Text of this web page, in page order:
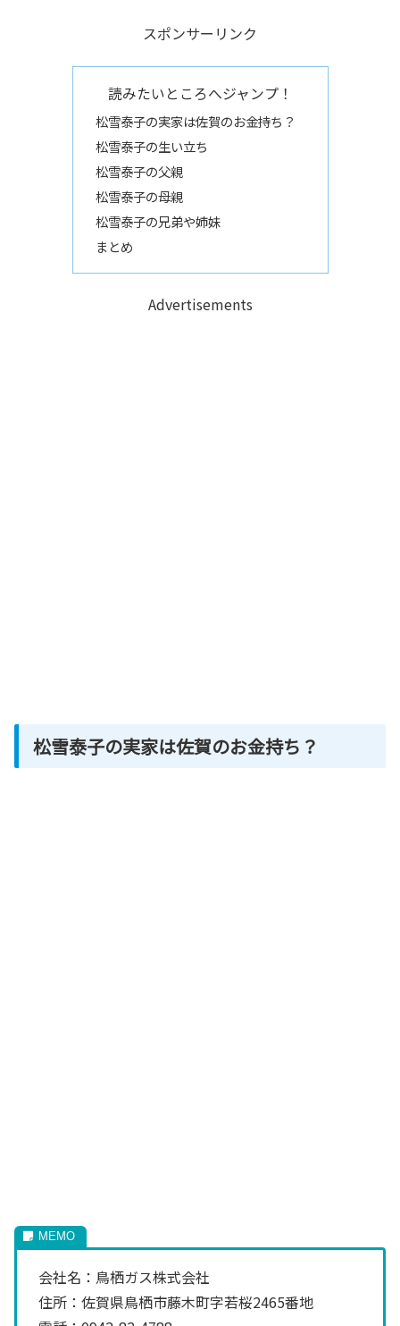
スポンサーリンク
読みたいところへジャンプ！
松雪泰子の実家は佐賀のお金持ち？
松雪泰子の生い立ち
松雪泰子の父親
松雪泰子の母親
松雪泰子の兄弟や姉妹
まとめ
Advertisements
松雪泰子の実家は佐賀のお金持ち？
会社名：鳥栖ガス株式会社
住所：佐賀県鳥栖市藤木町字若桜2465番地